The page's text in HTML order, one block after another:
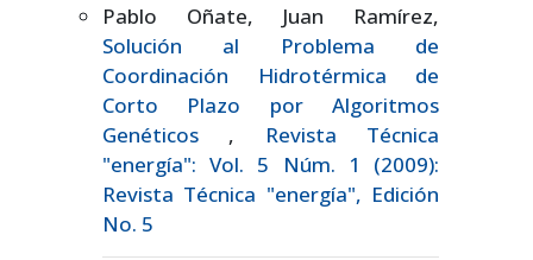
Pablo Oñate, Juan Ramírez,
Solución al Problema de
Coordinación Hidrotérmica de
Corto Plazo por Algoritmos
Genéticos ,
Revista Técnica
"energía": Vol. 5 Núm. 1 (2009):
Revista Técnica "energía", Edición
No. 5